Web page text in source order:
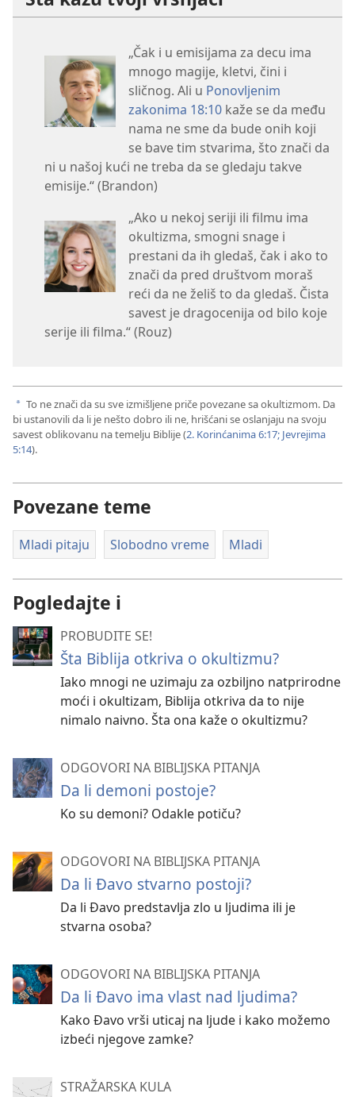
„Čak i u emisijama za decu ima
mnogo magije, kletvi, čini i
sličnog. Ali u Ponovljenim
zakonima 18:10 kaže se da među
nama ne sme da bude onih koji
se bave tim stvarima, što znači da
ni u našoj kući ne treba da se gledaju takve
emisije.“ (Brandon)
„Ako u nekoj seriji ili filmu ima
okultizma, smogni snage i
prestani da ih gledaš, čak i ako to
znači da pred društvom moraš
reći da ne želiš to da gledaš. Čista
savest je dragocenija od bilo koje
serije ili filma.“ (Rouz)
a To ne znači da su sve izmišljene priče povezane sa okultizmom. Da
bi ustanovili da li je nešto dobro ili ne, hrišćani se oslanjaju na svoju
savest oblikovanu na temelju Biblije (2. Korinćanima 6:17; Jevrejima
5:14).
Povezane teme
Mladi pitaju Slobodno vreme Mladi
Pogledajte i
PROBUDITE SE!
Šta Biblija otkriva o okultizmu?
Iako mnogi ne uzimaju za ozbiljno natprirodne
moći i okultizam, Biblija otkriva da to nije
nimalo naivno. Šta ona kaže o okultizmu?
ODGOVORI NA BIBLIJSKA PITANJA
Da li demoni postoje?
Ko su demoni? Odakle potiču?
ODGOVORI NA BIBLIJSKA PITANJA
Da li Đavo stvarno postoji?
Da li Đavo predstavlja zlo u ljudima ili je
stvarna osoba?
ODGOVORI NA BIBLIJSKA PITANJA
Da li Đavo ima vlast nad ljudima?
Kako Đavo vrši uticaj na ljude i kako možemo
izbeći njegove zamke?
STRAŽARSKA KULA